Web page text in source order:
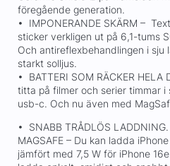
föregående generation.
• IMPONERANDE SKÄRM –
sticker verkligen ut på 6,1-tums
Och antireflexbehandlingen i sju
starkt solljus.
• BATTERI SOM RÄCKER HELA
titta på filmer och serier timmar
usb-c. Och nu även med
• SNABB TRÅDLÖS
MAGSAFE – Du kan ladda
jämfört med 7,5 W för iPhone